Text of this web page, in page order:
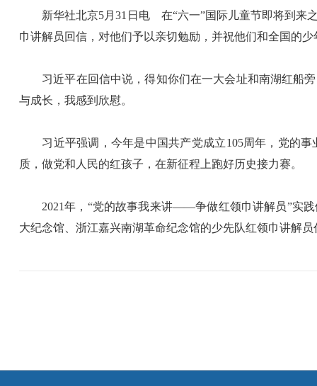
新华社北京5月31日电 在“六一”国际儿童节即将到来之
巾讲解员回信，对他们予以亲切勉励，并祝他们和全国的
习近平在回信中说，得知你们在一大会址和南湖红船旁
与成长，我感到欣慰。
习近平强调，今年是中国共产党成立105周年，党的事
质，做党和人民的红孩子，在新征程上跑好历史接力赛。
2021年，“党的故事我来讲——争做红领巾讲解员”实践
大纪念馆、浙江嘉兴南湖革命纪念馆的少先队红领巾讲解